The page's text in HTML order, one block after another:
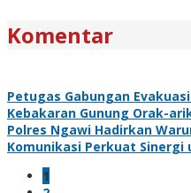
Komentar
Petugas Gabungan
Kebakaran Gunung Orak-
Polres Ngawi Hadirkan
Komunikasi Perkuat
1